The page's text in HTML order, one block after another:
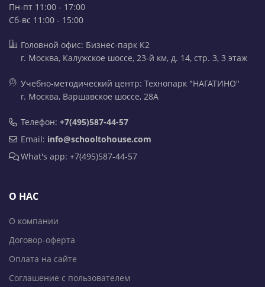
Пн-пт 11:00 - 17:00
Сб-вс 11:00 - 15:00
Головной офис: Бизнес-парк К2
г. Москва, Калужское шоссе, 23-й км, д. 14, стр. 3, 3 этаж
Учебно-методический центр: Технопарк "НАГАТИНО"
г. Москва, Варшавское шоссе, 28А
Телефон: +7(495)587-44-57
Email: info@schooltohouse.com
What's app: +7(495)587-44-57
О НАС
О компании
Договор-оферта
Оплата на сайте
Соглашение с пользователем